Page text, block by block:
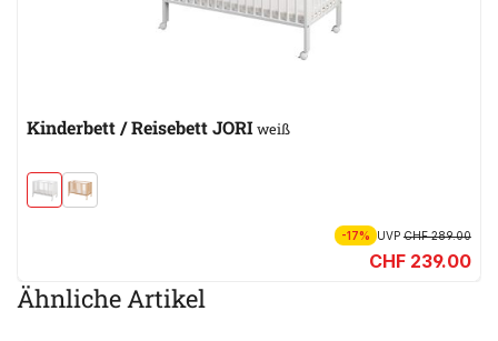
Kinderbett / Reisebett JORIweiß
-17% UVPCHF 289.00
CHF 239.00
Ähnliche Artikel